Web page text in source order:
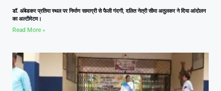
डॉ. अंबेडकर प्रतिमा स्थल पर निर्माण सामाग्री से फैली गंदगी, दलित नेत्री सीमा अतुलकर ने दिया आंदोलन
का अल्टीमेटम।
Read More »